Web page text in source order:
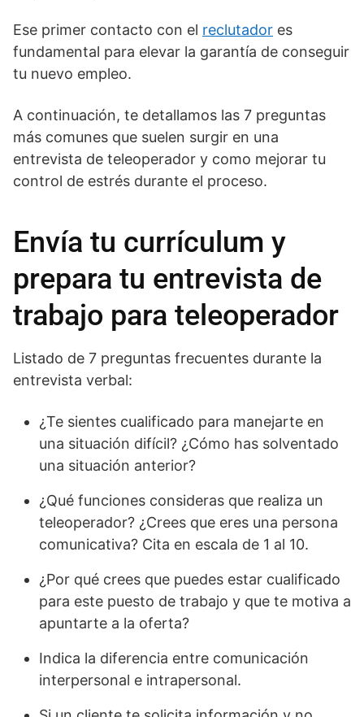
Ese primer contacto con el reclutador es
fundamental para elevar la garantía de conseguir
tu nuevo empleo.
A continuación, te detallamos las 7 preguntas
más comunes que suelen surgir en una
entrevista de teleoperador y como mejorar tu
control de estrés durante el proceso.
Envía tu currículum y
prepara tu entrevista de
trabajo para teleoperador
Listado de 7 preguntas frecuentes durante la
entrevista verbal:
¿Te sientes cualificado para manejarte en
una situación difícil? ¿Cómo has solventado
una situación anterior?
¿Qué funciones consideras que realiza un
teleoperador? ¿Crees que eres una persona
comunicativa? Cita en escala de 1 al 10.
¿Por qué crees que puedes estar cualificado
para este puesto de trabajo y que te motiva a
apuntarte a la oferta?
Indica la diferencia entre comunicación
interpersonal e intrapersonal.